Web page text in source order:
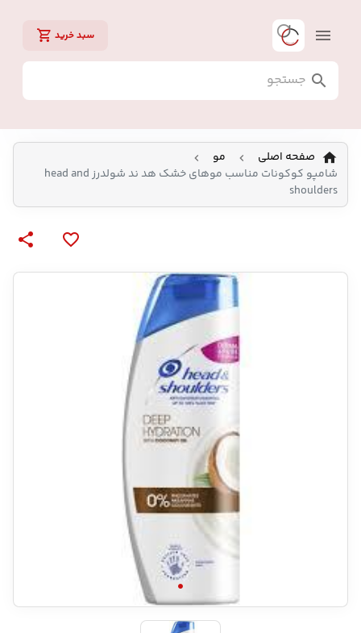
سبد خرید
صفحه اصلی
مو
شامپو کوکونات مناسب موهای خشک هد ند شولدرز head and
shoulders